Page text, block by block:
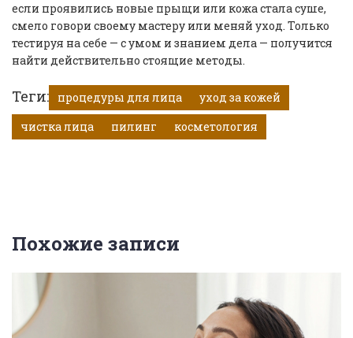
если проявились новые прыщи или кожа стала суше,
смело говори своему мастеру или меняй уход. Только
тестируя на себе — с умом и знанием дела — получится
найти действительно стоящие методы.
Теги: процедуры для лица
уход за кожей
чистка лица
пилинг косметология
Похожие записи